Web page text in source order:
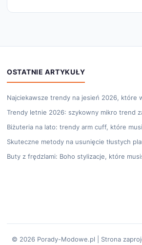
OSTATNIE ARTYKUŁY
Najciekawsze trendy na jesień 2026, które
Trendy letnie 2026: szykowny mikro trend
Biżuteria na lato: trendy arm cuff, które
Skuteczne metody na usunięcie tłustych
Buty z frędzlami: Boho stylizacje, które
© 2026 Porady-Modowe.pl | Strona